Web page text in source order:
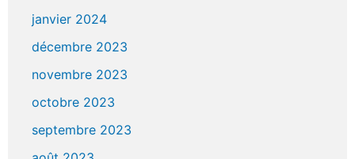
janvier 2024
décembre 2023
novembre 2023
octobre 2023
septembre 2023